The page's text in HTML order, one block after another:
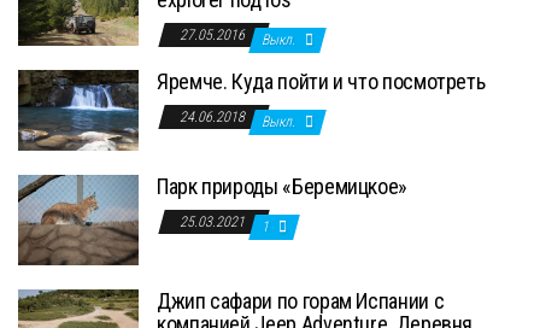
27.05.2016 Выкл.
Яремче. Куда пойти и что посмотреть
24.06.2018 Выкл.
Парк природы «Беремицкое»
25.03.2021 1
Джип сафари по горам Испании с